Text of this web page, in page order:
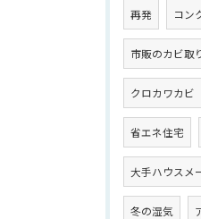
再発 コン
市販のカビ取
クロカワカビ
省エネ住宅
大手ハウスメ
冬の湿気